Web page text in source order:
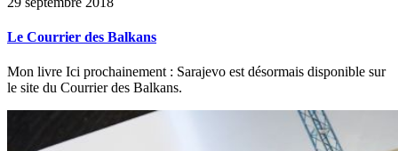
Le Courrier des Balkans
Mon livre Ici prochainement : Sarajevo est désormais disponible sur
le site du Courrier des Balkans.